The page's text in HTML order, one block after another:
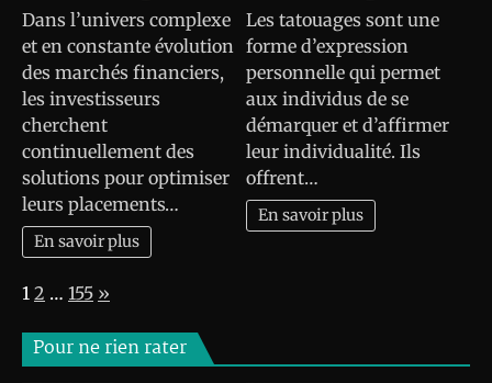
Dans l’univers complexe
et en constante évolution
des marchés financiers,
les investisseurs
cherchent
continuellement des
solutions pour optimiser
leurs placements…
En savoir plus
Les tatouages sont une
forme d’expression
personnelle qui permet
aux individus de se
démarquer et d’affirmer
leur individualité. Ils
offrent…
En savoir plus
Page:
1 2 … 155 Next
»
Pour ne rien rater